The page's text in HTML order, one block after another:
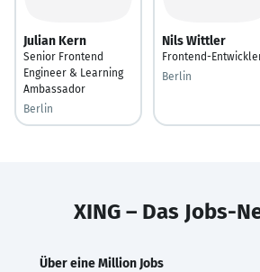
Julian Kern
Senior Frontend
Engineer & Learning
Ambassador
Berlin
Nils Wittler
Frontend-
Berlin
XING – Das Jobs-
Über eine Million Jobs